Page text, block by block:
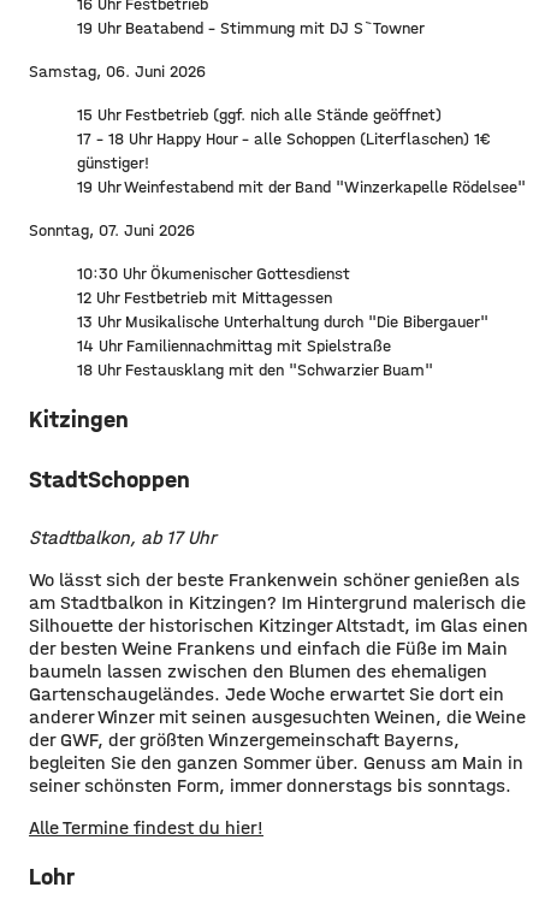
16 Uhr Festbetrieb
19 Uhr Beatabend - Stimmung mit DJ S`Towner
Samstag, 06. Juni 2026
15 Uhr Festbetrieb (ggf. nich alle Stände geöffnet)
17 - 18 Uhr Happy Hour - alle Schoppen (Literflaschen) 1€
günstiger!
19 Uhr Weinfestabend mit der Band "Winzerkapelle Rödelsee"
Sonntag, 07. Juni 2026
10:30 Uhr Ökumenischer Gottesdienst
12 Uhr Festbetrieb mit Mittagessen
13 Uhr Musikalische Unterhaltung durch "Die Bibergauer"
14 Uhr Familiennachmittag mit Spielstraße
18 Uhr Festausklang mit den "Schwarzier Buam"
Kitzingen
StadtSchoppen
Stadtbalkon, ab 17 Uhr
Wo lässt sich der beste Frankenwein schöner genießen als
am Stadtbalkon in Kitzingen? Im Hintergrund malerisch die
Silhouette der historischen Kitzinger Altstadt, im Glas einen
der besten Weine Frankens und einfach die Füße im Main
baumeln lassen zwischen den Blumen des ehemaligen
Gartenschaugeländes. Jede Woche erwartet Sie dort ein
anderer Winzer mit seinen ausgesuchten Weinen, die Weine
der GWF, der größten Winzergemeinschaft Bayerns,
begleiten Sie den ganzen Sommer über. Genuss am Main in
seiner schönsten Form, immer donnerstags bis sonntags.
Alle Termine findest du hier!
Lohr